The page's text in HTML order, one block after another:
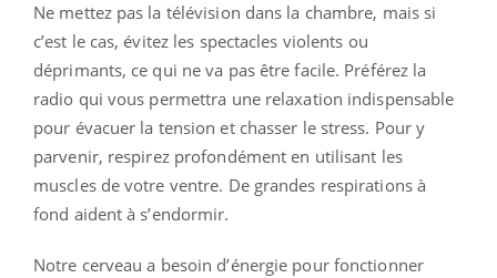
Ne mettez pas la télévision dans la chambre, mais si
c’est le cas, évitez les spectacles violents ou
déprimants, ce qui ne va pas être facile. Préférez la
radio qui vous permettra une relaxation indispensable
pour évacuer la tension et chasser le stress. Pour y
parvenir, respirez profondément en utilisant les
muscles de votre ventre. De grandes respirations à
fond aident à s’endormir.
Notre cerveau a besoin d’énergie pour fonctionner